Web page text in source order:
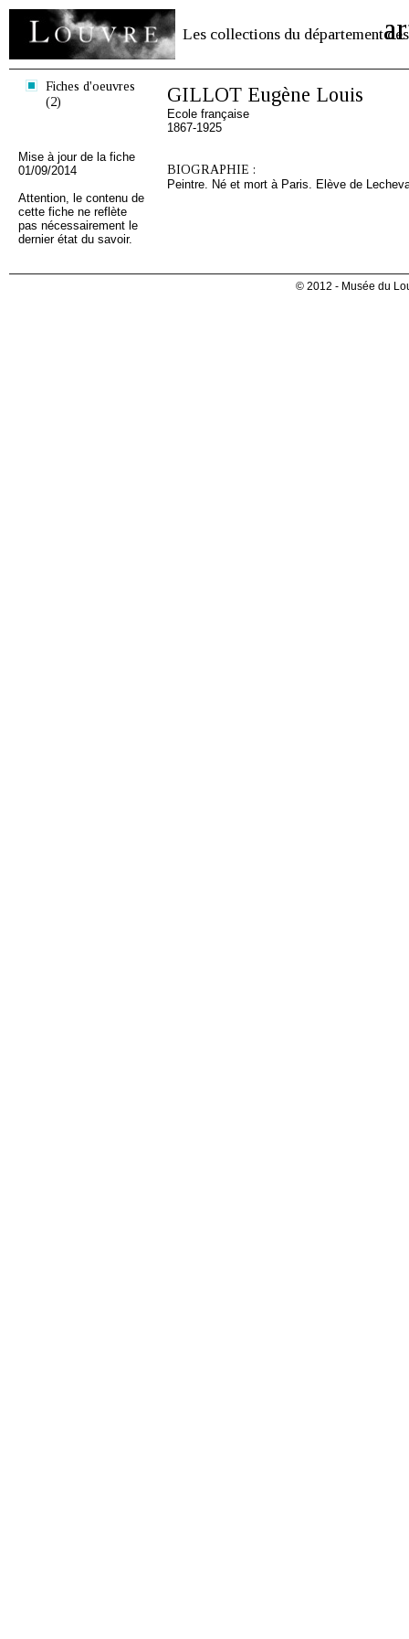
Les collections du département des
Fiches d'oeuvres
(2)
Mise à jour de la fiche
01/09/2014
Attention, le contenu de
cette fiche ne reflète
pas nécessairement le
dernier état du savoir.
GILLOT Eugène Louis
Ecole française
1867-1925
BIOGRAPHIE :
Peintre. Né et mort à Paris. Elève de
© 2012 - Musée du